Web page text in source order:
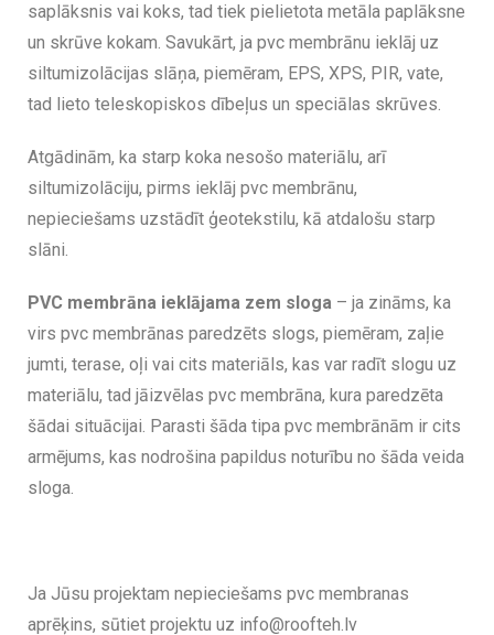
saplāksnis vai koks, tad tiek pielietota metāla paplāksne
un skrūve kokam. Savukārt, ja pvc membrānu ieklāj uz
siltumizolācijas slāņa, piemēram, EPS, XPS, PIR, vate,
tad lieto teleskopiskos dībeļus un speciālas skrūves.
Atgādinām, ka starp koka nesošo materiālu, arī
siltumizolāciju, pirms ieklāj pvc membrānu,
nepieciešams uzstādīt ģeotekstilu, kā atdalošu starp
slāni.
PVC membrāna ieklājama zem sloga – ja zināms, ka
virs pvc membrānas paredzēts slogs, piemēram, zaļie
jumti, terase, oļi vai cits materiāls, kas var radīt slogu uz
materiālu, tad jāizvēlas pvc membrāna, kura paredzēta
šādai situācijai. Parasti šāda tipa pvc membrānām ir cits
armējums, kas nodrošina papildus noturību no šāda veida
sloga.
Ja Jūsu projektam nepieciešams pvc membranas
aprēķins, sūtiet projektu uz info@roofteh.lv